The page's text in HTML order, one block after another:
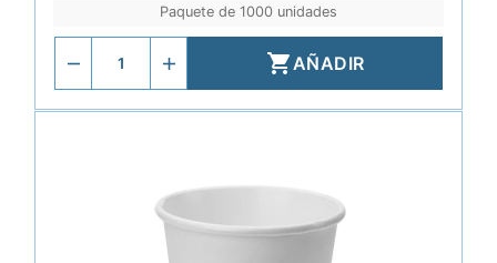
Paquete de 1000 unidades
AÑADIR